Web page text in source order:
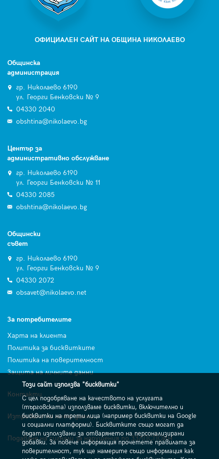
ОФИЦИАЛЕН САЙТ НА ОБЩИНА НИКОЛАЕВО
Общинска
администрация
гр. Николаево 6190
ул. Георги Бенковски № 9
04330 2040
obshtina@nikolaevo.bg
Център за
административно обслужване
гр. Николаево 6190
ул. Георги Бенковски № 11
04330 2085
obshtina@nikolaevo.bg
Общински
съвет
гр. Николаево 6190
ул. Георги Бенковски № 9
04330 2072
obsavet@nikolaevo.net
За потребителите
Харта на клиента
Политика за бисквитките
Политика на поверителност
Защита на личните данни
Контакти
Изтриване на лични данни
Подаване на сигнали за нарушения по ЗЗЛПСПОИН
Този сайт използва "бисквитки"
С цел подобряване на качеството на услугата
(търговската) използваме бисквитки, включително и
бисквитки на трети лица (например бисквитки на Google
и социални платформи). Бисквитките също могат да
бъдат използвани за отварянето на персонализирани
добавки. За повече информация прочетете правилата за
поверителност, тук ще намерите също информация как